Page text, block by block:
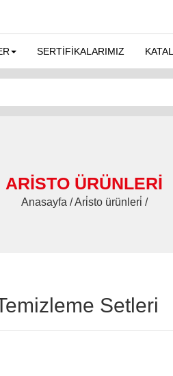
SERTİFİKALARIMIZ
ARİSTO ÜRÜNLERİ
Anasayfa / Ari̇sto ürünleri̇ /
Setleri